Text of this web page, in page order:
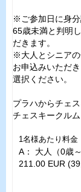
※ご参加日に身
65歳未満と判明
だきます。
※大人とシニア
お申込みいただ
選択ください。
プラハからチェ
チェスキークル
1名様あたり料金
A： 大人（0歳～
211.00 EUR